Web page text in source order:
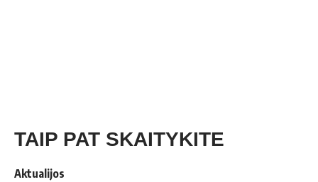
TAIP PAT SKAITYKITE
Aktualijos